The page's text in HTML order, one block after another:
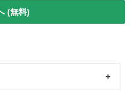
(無料)